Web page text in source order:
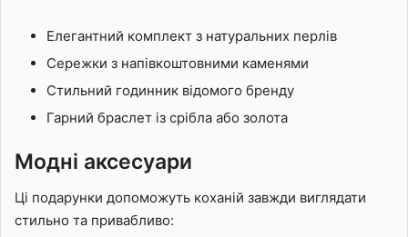
Елегантний комплект з натуральних перлів
Сережки з напівкоштовними каменями
Стильний годинник відомого бренду
Гарний браслет із срібла або золота
Модні аксесуари
Ці подарунки допоможуть коханій завжди виглядати
стильно та привабливо: